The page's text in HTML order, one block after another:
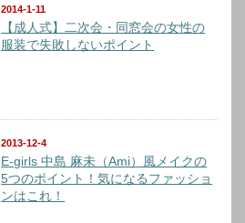
2014-1-11
【成人式】二次会・同窓会の女性の
服装で失敗しないポイント
2013-12-4
E-girls 中島 麻未（Ami）風メイクの
5つのポイント！気になるファッショ
ンはこれ！